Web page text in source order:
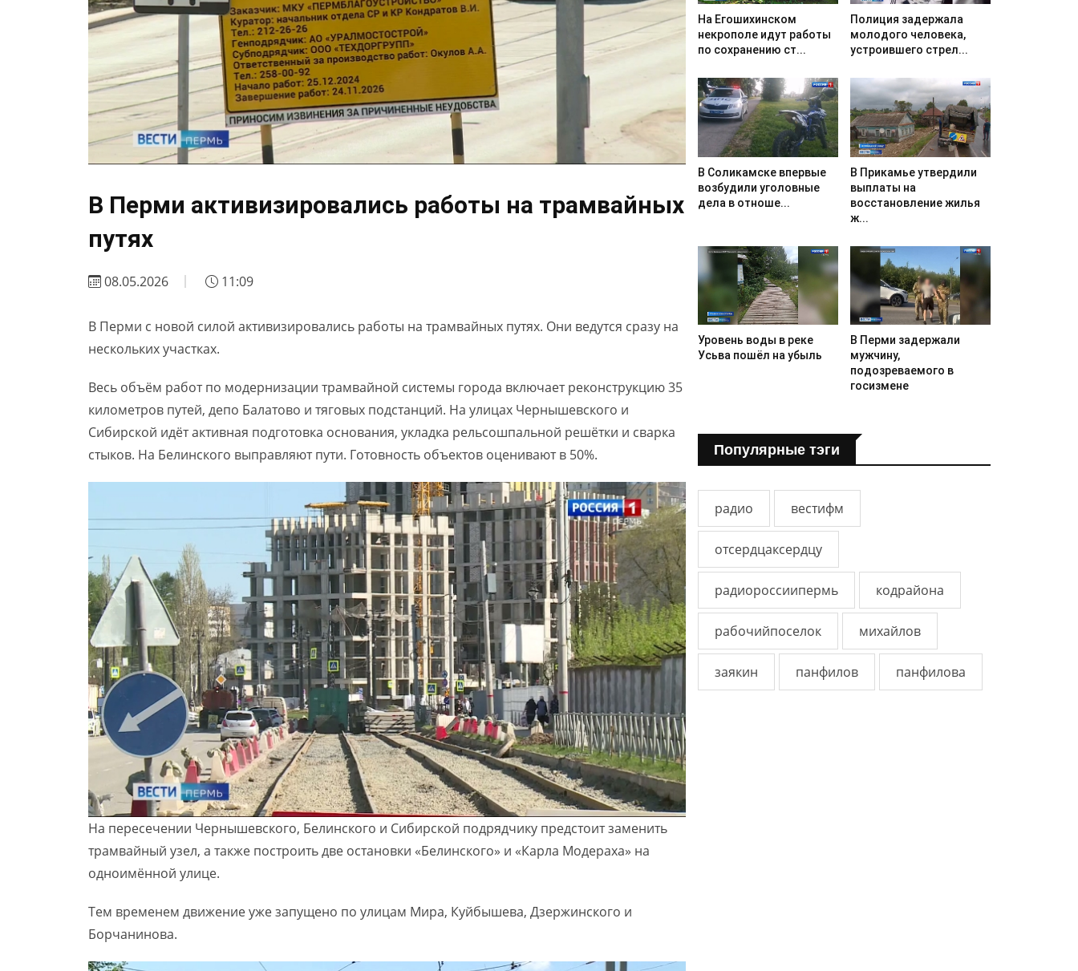
В Перми активизировались работы на трамвайных
путях
08.05.2026 11:09
В Перми с новой силой активизировались работы на трамвайных путях. Они ведутся сразу на
нескольких участках.
Весь объём работ по модернизации трамвайной системы города включает реконструкцию 35
километров путей, депо Балатово и тяговых подстанций. На улицах Чернышевского и
Сибирской идёт активная подготовка основания, укладка рельсошпальной решётки и сварка
стыков. На Белинского выправляют пути. Готовность объектов оценивают в 50%.
На пересечении Чернышевского, Белинского и Сибирской подрядчику предстоит заменить
трамвайный узел, а также построить две остановки «Белинского» и «Карла Модераха» на
одноимённой улице.
Тем временем движение уже запущено по улицам Мира, Куйбышева, Дзержинского и
Борчанинова.
На Егошихинском
некрополе идут работы
по сохранению ст...
Полиция задержала
молодого человека,
устроившего стрел...
В Соликамске впервые
возбудили уголовные
дела в отноше...
В Прикамье утвердили
выплаты на
восстановление жилья
ж...
Уровень воды в реке
Усьва пошёл на убыль
В Перми задержали
мужчину,
подозреваемого в
госизмене
Популярные тэги
радио вестифм
отсердцаксердцу
радиороссиипермь кодрайона
рабочийпоселок михайлов
заякин панфилов панфилова